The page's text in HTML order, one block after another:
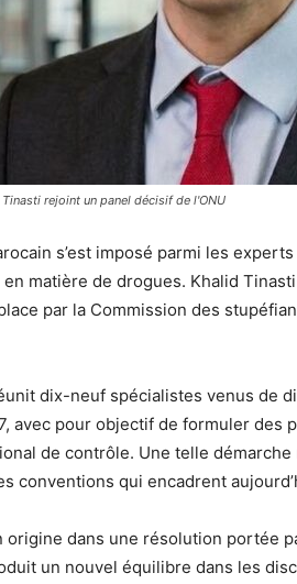
rejoint un panel décisif de l'ONU
s’est imposé parmi les
matière de drogues. Khalid
par la Commission des
dix-neuf spécialistes venus de
avec pour objectif de formuler
de contrôle. Une telle démarche
conventions qui encadrent
origine dans une résolution portée
un nouvel équilibre dans les